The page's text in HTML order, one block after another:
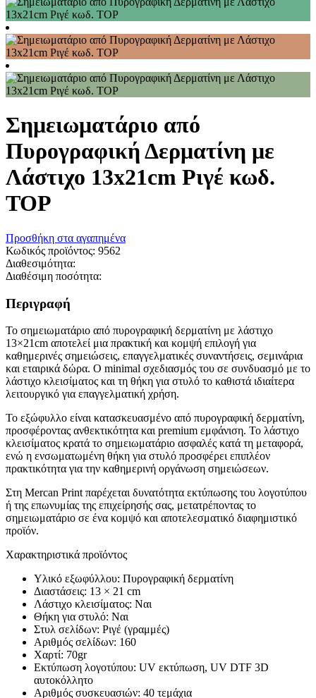
Σημειωματάριο από
Πυρογραφική Δερματίνη με
Λάστιχο 13x21cm Ριγέ κωδ.
TOP
Προσθήκη στα αγαπημένα
Κωδικός προϊόντος: 9562
Διαθεσιμότητα:
Διαθέσιμη ποσότητα:
Περιγραφή
Το σημειωματάριο από πυρογραφική δερματίνη με λάστιχο
13×21cm αποτελεί μια πρακτική και κομψή επιλογή για
καθημερινές σημειώσεις, επαγγελματικές συναντήσεις, σεμινάρια
και εταιρικά δώρα. Ο minimal σχεδιασμός του σε συνδυασμό με το
λάστιχο κλεισίματος και τη θήκη για στυλό το καθιστά ιδιαίτερα
λειτουργικό για επαγγελματική χρήση.
Το εξώφυλλο είναι κατασκευασμένο από πυρογραφική δερματίνη,
προσφέροντας ανθεκτικότητα και premium εμφάνιση. Το λάστιχο
κλεισίματος κρατά το σημειωματάριο ασφαλές κατά τη μεταφορά,
ενώ η ενσωματωμένη θήκη για στυλό προσφέρει επιπλέον
πρακτικότητα για την καθημερινή οργάνωση σημειώσεων.
Στη Mercan Print παρέχεται δυνατότητα εκτύπωσης του λογοτύπου
ή της επωνυμίας της επιχείρησής σας, μετατρέποντας το
σημειωματάριο σε ένα κομψό και αποτελεσματικό διαφημιστικό
προϊόν.
Χαρακτηριστικά προϊόντος
Υλικό εξωφύλλου: Πυρογραφική δερματίνη
Διαστάσεις: 13 × 21 cm
Λάστιχο κλεισίματος: Ναι
Θήκη για στυλό: Ναι
Στυλ σελίδων: Ριγέ (γραμμές)
Αριθμός σελίδων: 160
Χαρτί: 70gr
Εκτύπωση λογοτύπου: UV εκτύπωση, UV DTF 3D
αυτοκόλλητο
Αριθμός συσκευασιών: 40 τεμάχια